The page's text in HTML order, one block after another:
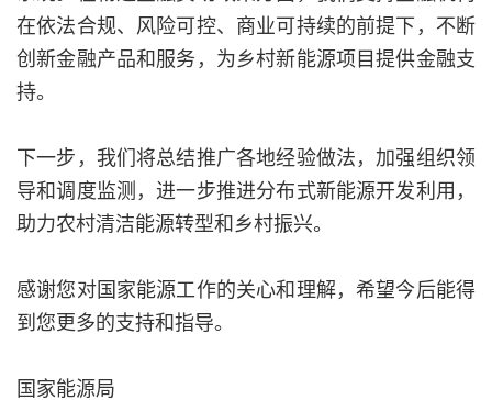
在依法合规、风险可控、商业可持续的前提下，不断
创新金融产品和服务，为乡村新能源项目提供金融支
持。
下一步，我们将总结推广各地经验做法，加强组织领
导和调度监测，进一步推进分布式新能源开发利用，
助力农村清洁能源转型和乡村振兴。
感谢您对国家能源工作的关心和理解，希望今后能得
到您更多的支持和指导。
国家能源局